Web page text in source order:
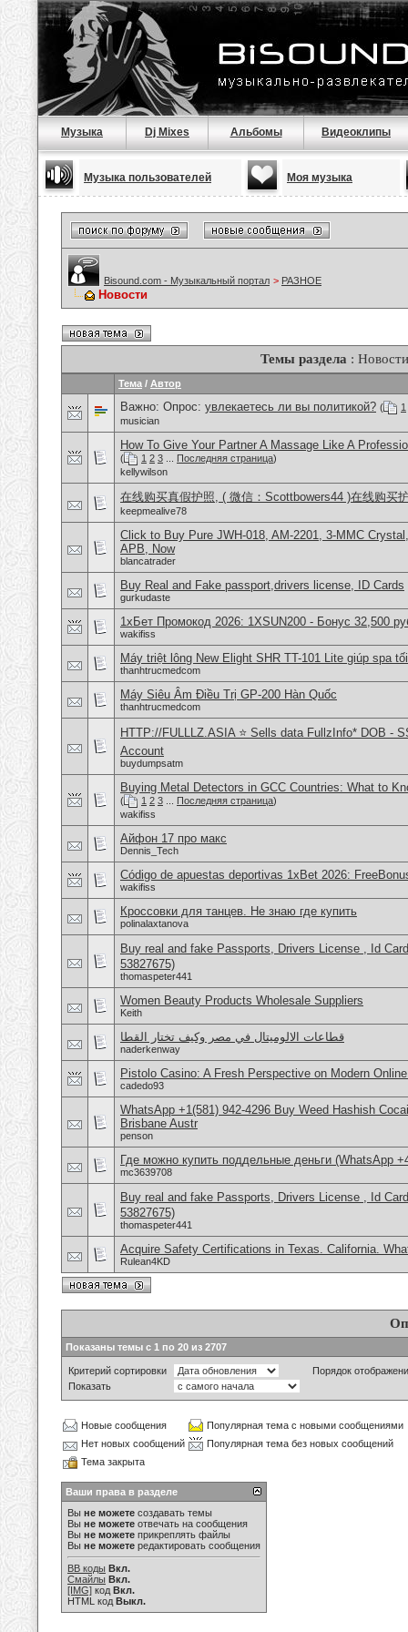
Музыка Dj Mixes Альбомы Видеоклипы
Музыка пользователей Моя музыка
Bisound.com - Музыкальный портал > РАЗНОЕ
Новости
Темы раздела : Новости
Тема / Автор
Важно: Опрос: увлекаетесь ли вы политикой? (
1
musician
How To Give Your Partner A Massage Like A
( 1 2 3 Последняя страница)
kellywilson
在线购买真假护照, ( 微信：Scottbowers44 )在线购买
keepmealive78
Click to Buy Pure JWH-018, AM-2201, 3-MMC
APB, Now
blancatrader
Buy Real and Fake passport,drivers license, ID Cards
gurkudaste
1хБет Промокод 2026: 1XSUN200 - Бонус 32,500
wakifiss
Máy triệt lông New Elight SHR TT-101 Lite giúp spa
thanhtrucmedcom
Máy Siêu Âm Điều Trị GP-200 Hàn Quốc
thanhtrucmedcom
HTTP://FULLLZ.ASIA ⭐️ Sells data FullzInfo* DOB -
Account
buydumpsatm
Buying Metal Detectors in GCC Countries: What to
( 1 2 3 Последняя страница)
wakifiss
Айфон 17 про макс
Dennis_Tech
Código de apuestas deportivas 1xBet 2026:
wakifiss
Кроссовки для танцев. Не знаю где купить
polinalaxtanova
Buy real and fake Passports, Drivers License , Id
53827675)
thomaspeter441
Women Beauty Products Wholesale Suppliers
Keith
قطاعات الالوميتال في مصر وكيف تختار القطا
naderkenway
Pistolo Casino: A Fresh Perspective on Modern
cadedo93
WhatsApp +1(581) 942-4296 Buy Weed Hashish
Brisbane Austr
penson
Где можно купить поддельные деньги (WhatsApp
mc3639708
Buy real and fake Passports, Drivers License , Id
53827675)
thomaspeter441
Acquire Safety Certifications in Texas. California.
Rulean4KD
Показаны темы с 1 по 20 из 2707
Критерий сортировки
Порядок
Показать
Новые сообщения
Популярная тема с новыми сообщениями
Нет новых сообщений
Популярная тема без новых сообщений
Тема закрыта
Ваши права в разделе
Вы не можете создавать темы
Вы не можете отвечать на сообщения
Вы не можете прикреплять файлы
Вы не можете редактировать сообщения
BB коды Вкл.
Смайлы Вкл.
[IMG] код Вкл.
HTML код Выкл.